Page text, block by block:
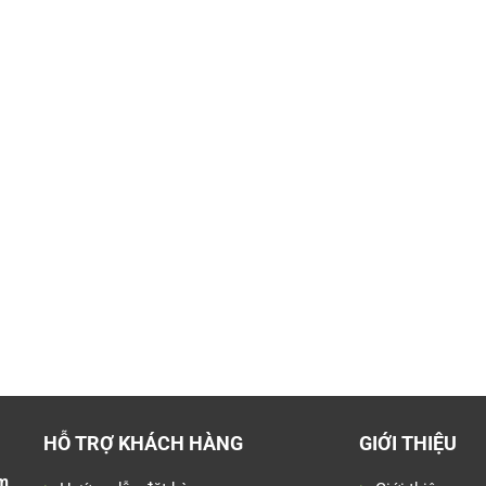
HỖ TRỢ KHÁCH HÀNG GIỚI THIỆU